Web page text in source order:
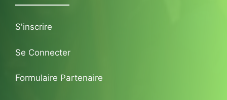
S'inscrire
Se Connecter
Formulaire Partenaire